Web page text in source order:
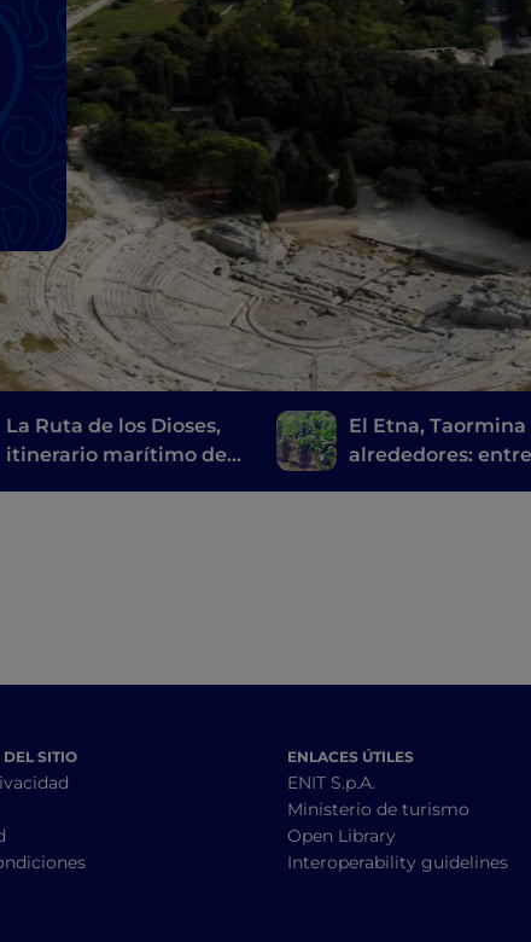
La Ruta de los Dioses,
itinerario marítimo de
El Etna, Taormina
alrededores:
SITIO ENLACES ÚTILES
ENIT S.p.A.
Ministerio de turismo
Open Library
Interoperability guidelines